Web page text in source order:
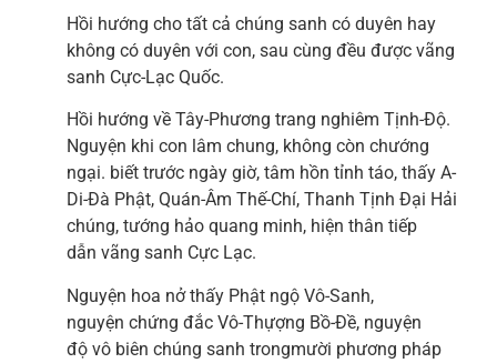
Hồi hướng cho tất cả chúng sanh có duyên hay
không có duyên với con, sau cùng đều được vãng
sanh Cực-Lạc Quốc.
Hồi hướng về Tây-Phương trang nghiêm Tịnh-Độ.
Nguyện khi con lâm chung, không còn chướng
ngại. biết trước ngày giờ, tâm hồn tỉnh táo, thấy A-
Di-Đà Phật, Quán-Âm Thế-Chí, Thanh Tịnh Đại Hải
chúng, tướng hảo quang minh, hiện thân tiếp
dẫn vãng sanh Cực Lạc.
Nguyện hoa nở thấy Phật ngộ Vô-Sanh,
nguyện chứng đắc Vô-Thựợng Bồ-Đề, nguyện
độ vô biên chúng sanh trongmười phương pháp